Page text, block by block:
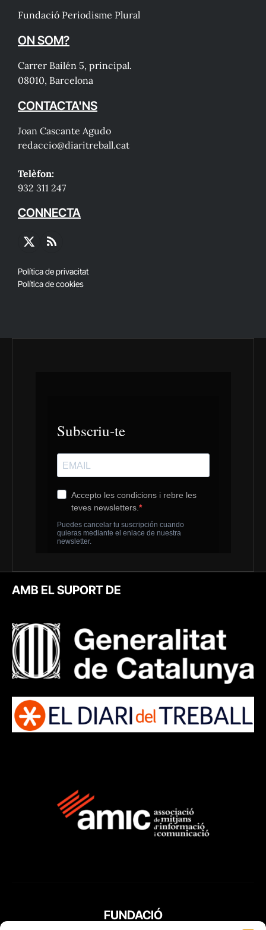
Fundació Periodisme Plural
ON SOM?
Carrer Bailén 5, principal.
08010, Barcelona
CONTACTA'NS
Joan Cascante Agudo
redaccio@diaritreball.cat
Telèfon:
932 311 247
CONNECTA
X
RSS
Política de privacitat
Política de cookies
AMB EL SUPORT DE
FUNDACIÓ